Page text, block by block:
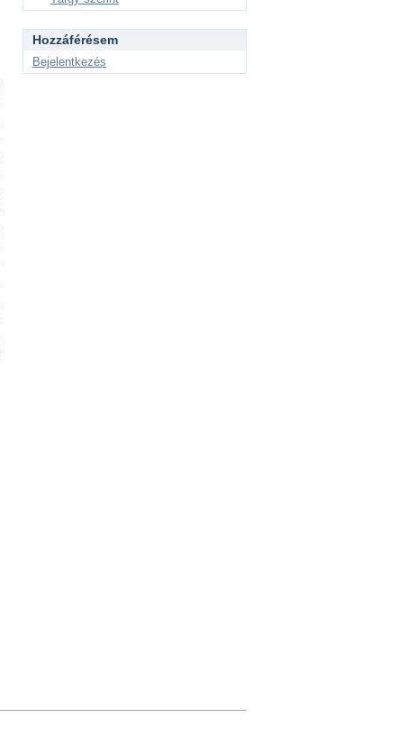
Hozzáférésem
Bejelentkezés